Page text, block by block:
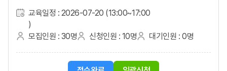
교육일정 : 2026-07-20 (13:00~17:00
)
모집인원 : 30명
신청인원 : 10명 대기인원 : 0명